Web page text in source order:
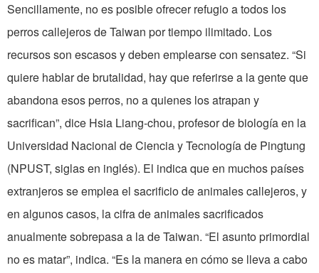
Sencillamente, no es posible ofrecer refugio a todos los
perros callejeros de Taiwan por tiempo ilimitado. Los
recursos son escasos y deben emplearse con sensatez. “Si
quiere hablar de brutalidad, hay que referirse a la gente que
abandona esos perros, no a quienes los atrapan y
sacrifican”, dice Hsia Liang-chou, profesor de biología en la
Universidad Nacional de Ciencia y Tecnología de Pingtung
(NPUST, siglas en inglés). El indica que en muchos países
extranjeros se emplea el sacrificio de animales callejeros, y
en algunos casos, la cifra de animales sacrificados
anualmente sobrepasa a la de Taiwan. “El asunto primordial
no es matar”, indica. “Es la manera en cómo se lleva a cabo